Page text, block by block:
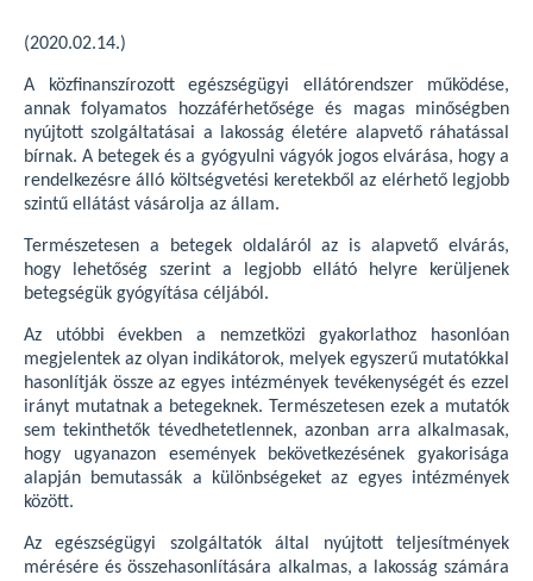
(2020.02.14.)
A közfinanszírozott egészségügyi ellátórendszer működése,
annak folyamatos hozzáférhetősége és magas minőségben
nyújtott szolgáltatásai a lakosság életére alapvető ráhatással
bírnak. A betegek és a gyógyulni vágyók jogos elvárása, hogy a
rendelkezésre álló költségvetési keretekből az elérhető legjobb
szintű ellátást vásárolja az állam.
Természetesen a betegek oldaláról az is alapvető elvárás,
hogy lehetőség szerint a legjobb ellátó helyre kerüljenek
betegségük gyógyítása céljából.
Az utóbbi években a nemzetközi gyakorlathoz hasonlóan
megjelentek az olyan indikátorok, melyek egyszerű mutatókkal
hasonlítják össze az egyes intézmények tevékenységét és ezzel
irányt mutatnak a betegeknek. Természetesen ezek a mutatók
sem tekinthetők tévedhetetlennek, azonban arra alkalmasak,
hogy ugyanazon események bekövetkezésének gyakorisága
alapján bemutassák a különbségeket az egyes intézmények
között.
Az egészségügyi szolgáltatók által nyújtott teljesítmények
mérésére és összehasonlítására alkalmas, a lakosság számára